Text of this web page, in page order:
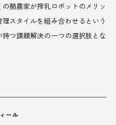
酪農家が搾乳ロボットのメリッ
スタイルを組み合わせるという
つ課題解決の一つの選択肢とな
ール